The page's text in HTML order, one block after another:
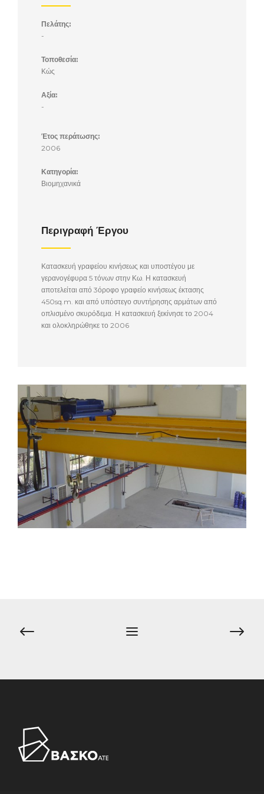
τόνων
στην
Κω.
Πελάτης:
-
Τοποθεσία:
Κώς
Αξία:
-
Έτος περάτωσης:
2006
Κατηγορία:
Βιομηχανικά
Περιγραφή Έργου
Κατασκευή γραφείου κινήσεως και υποστέγου με
γερανογέφυρα 5 τόνων στην Κω. Η κατασκευή
αποτελείται από 3όροφο γραφείο κινήσεως έκτασης
450sq.m. και από υπόστεγο συντήρησης αρμάτων από
οπλισμένο σκυρόδεμα. Η κατασκευή ξεκίνησε το 2004
και ολοκληρώθηκε το 2006